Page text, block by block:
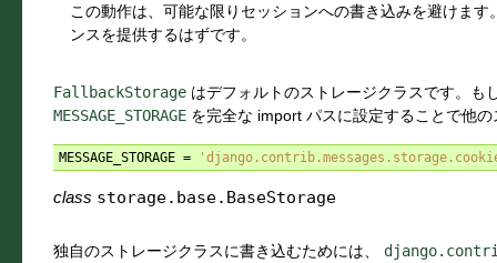
この動作は、可能な限りセッションへの書き込みを避けま
ンスを提供するはずです。
FallbackStorage はデフォルトのストレージクラスです。も
MESSAGE_STORAGE を完全な import パスに設定することで他
MESSAGE_STORAGE =
class storage.base. BaseStorage
独自のストレージクラスに書き込むためには、